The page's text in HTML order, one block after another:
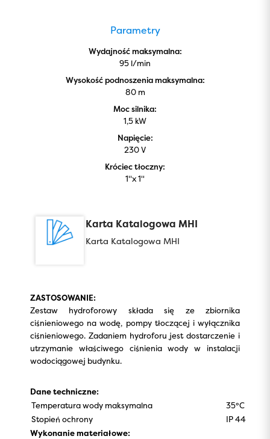
Parametry
Wydajność maksymalna:
95 l/min
Wysokość podnoszenia maksymalna:
80 m
Moc silnika:
1,5 kW
Napięcie:
230 V
Króciec tłoczny:
1''x 1''
Karta Katalogowa MHI
Karta Katalogowa MHI
ZASTOSOWANIE:
Zestaw hydroforowy składa się ze zbiornika
ciśnieniowego na wodę, pompy tłoczącej i wyłącznika
ciśnieniowego. Zadaniem hydroforu jest dostarczenie i
utrzymanie właściwego ciśnienia wody w instalacji
wodociągowej budynku.
Dane techniczne:
Temperatura wody maksymalna
35°C
Stopień ochrony
IP 44
Wykonanie materiałowe: